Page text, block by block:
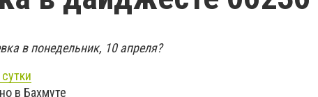
в понедельник, 10 апреля?
в Бахмуте